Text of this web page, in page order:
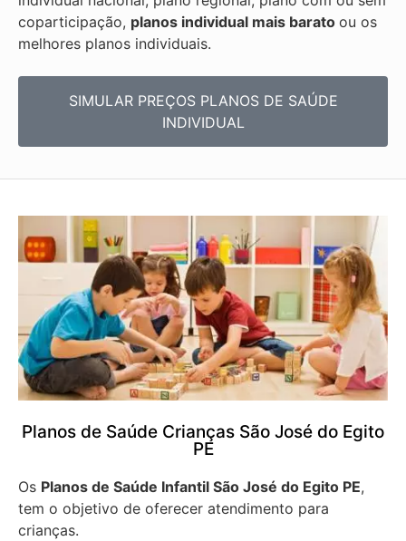
coparticipação, planos individual mais barato ou os
melhores planos individuais.
SIMULAR PREÇOS PLANOS DE SAÚDE
INDIVIDUAL
Planos de Saúde Crianças São José do Egito
PE
Os Planos de Saúde Infantil São José do Egito PE,
tem o objetivo de oferecer atendimento para
crianças.